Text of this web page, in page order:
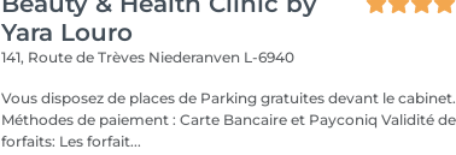
Yara Louro
141, Route de Trèves Niederanven L-6940
Vous disposez de places de Parking gratuites devant le cabinet.
Méthodes de paiement : Carte Bancaire et Payconiq Validité des
forfaits: Les forfait...